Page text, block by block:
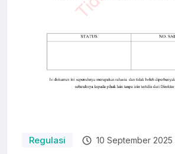
Regulasi 10 September 2025